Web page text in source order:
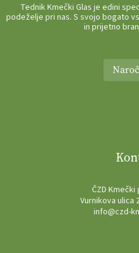
Tednik Kmečki Glas je edini
podeželje pri nas. S svojo bogato
in prijetno
ČZD Kmečki
Vurnikova ulica
info@czd-